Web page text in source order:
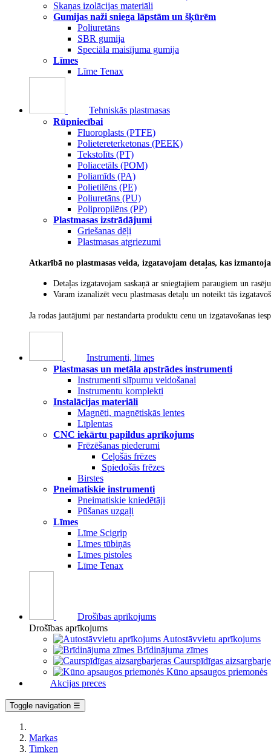
Skaņas izolācijas materiāli
Gumijas naži sniega lāpstām un šķūrēm
Poliuretāns
SBR gumija
Speciāla maisījuma gumija
Līmes
Līme Tenax
Tehniskās plastmasas
Rūpniecībai
Fluoroplasts (PTFE)
Polietereterketonas (PEEK)
Tekstolīts (PT)
Poliacetāls (POM)
Poliamīds (PA)
Polietilēns (PE)
Poliuretāns (PU)
Polipropilēns (PP)
Plastmasas izstrādājumi
Griešanas dēļi
Plastmasas atgriezumi
Atkarībā no plastmasas veida, izgatavojam detaļas, kas
Detaļas izgatavojam saskaņā ar sniegtajiem paraugiem un
Varam izanalizēt vecu plastmasas detaļu un noteikt tās
Ja rodas jautājumi par nestandarta produktu cenu un izgatavošanas
Instrumenti, līmes
Plastmasas un metāla apstrādes instrumenti
Instrumenti slīpumu veidošanai
Instrumentu komplekti
Instalācijas materiāli
Magnēti, magnētiskās lentes
Līplentas
CNC iekārtu papildus aprīkojums
Frēzēšanas piederumi
Ceļošās frēzes
Spiedošās frēzes
Birstes
Pneimatiskie instrumenti
Pneimatiskie kniedētāji
Pūšanas uzgaļi
Līmes
Līme Scigrip
Līmes tūbiņās
Līmes pistoles
Līme Tenax
Drošības aprīkojums
Drošības aprīkojums
Autostāvvietu aprīkojums
Brīdinājuma zīmes
Caurspīdīgas
Kūno apsaugos priemonės
Akcijas preces
Toggle navigation ☰
Markas
Timken